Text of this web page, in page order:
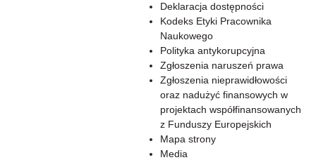
Deklaracja dostępności
Kodeks Etyki Pracownika
Naukowego
Polityka antykorupcyjna
Zgłoszenia naruszeń prawa
Zgłoszenia nieprawidłowości
oraz nadużyć finansowych w
projektach współfinansowanych
z Funduszy Europejskich
Mapa strony
Media